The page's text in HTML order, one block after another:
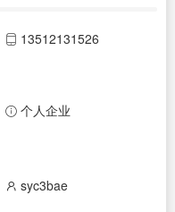
13512131526
个人企业
syc3bae